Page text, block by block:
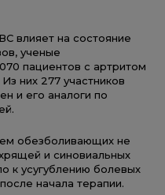
влияет на состояние
ученые
пациентов с артритом
них 277 участников
и его аналоги по
обезболивающих не
и синовиальных
к усугублению болевых
начала терапии.